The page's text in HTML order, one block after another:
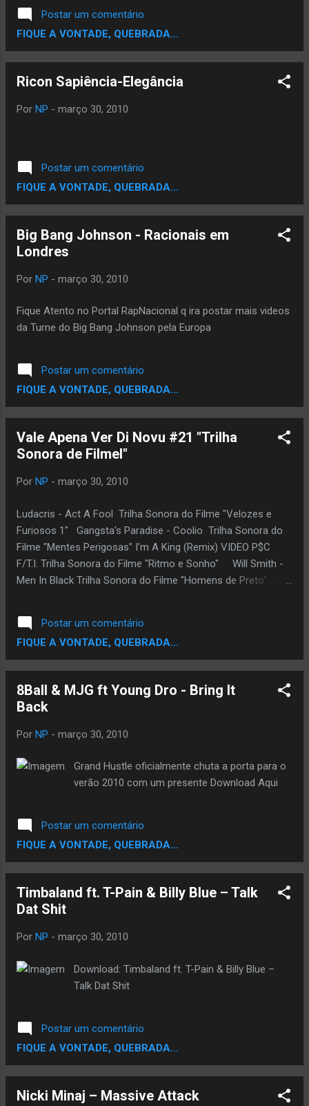
Postar um comentário
FIQUE A VONTADE, QUEBRADA...
Ricon Sapiência-Elegância
Por NP - março 30, 2010
Postar um comentário
FIQUE A VONTADE, QUEBRADA...
Big Bang Johnson - Racionais em
Londres
Por NP - março 30, 2010
Fique Atento no Portal RapNacional q ira postar mais videos
da Turne do Big Bang Johnson pela Europa
Postar um comentário
FIQUE A VONTADE, QUEBRADA...
Vale Apena Ver Di Novu #21 "Trilha
Sonora de Filmel"
Por NP - março 30, 2010
Ludacris - Act A Fool Trilha Sonora do Filme "Velozes e
Furiosos 1" Gangsta's Paradise - Coolio Trilha Sonora do
Filme "Mentes Perigosas" I'm A King (Remix) VIDEO P$C
F/T.I. Trilha Sonora do Filme "Ritmo e Sonho" Will Smith -
Men In Black Trilha Sonora do Filme "Homens de Preto" 50
ou Morra Tentando" Methodman & Redman - Part II Trilha
Sonora do Filme "How High" Erykah Badu ft. Common - Love
of My Life Trilha Sonora do Filme "Brown Sugar" Eminem -
Lose Yourself Trilha Sonora do Filme "8 Mile"
Postar um comentário
FIQUE A VONTADE, QUEBRADA...
8Ball & MJG ft Young Dro - Bring It
Back
Por NP - março 30, 2010
Grand Hustle oficialmente chuta a porta para o
verão 2010 com um presente Download Aqui
Postar um comentário
FIQUE A VONTADE, QUEBRADA...
Timbaland ft. T-Pain & Billy Blue – Talk
Dat Shit
Por NP - março 30, 2010
Download: Timbaland ft. T-Pain & Billy Blue –
Talk Dat Shit
Postar um comentário
FIQUE A VONTADE, QUEBRADA...
Nicki Minaj – Massive Attack